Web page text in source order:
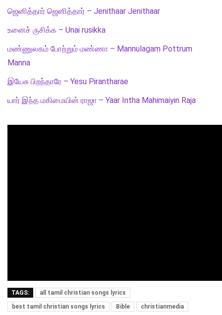
ஜெனித்தார் ஜெனித்தார் – Jenithaar Jenithaar
உனைச் ருசிக்க – Unai rusikka
மண்ணுலகம் போற்றும் மண்ணா – Mannulagam Pottrum
Manna
இயேசு பிறந்தாரே – Yesu Pirantharae
யார் இந்த மகிமையின் ராஜா – Yaar Intha Mahimaiyin Raja
TAGS:
all tamil christian songs lyrics
best tamil christian songs lyrics
Bible christianmedia